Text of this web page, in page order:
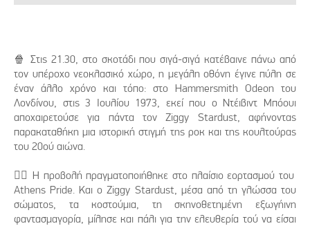
🍿 Στις 21.30, στο σκοτάδι που σιγά-σιγά κατέβαινε πάνω από
τον υπέροχο νεοκλασικό χώρο, η μεγάλη οθόνη έγινε πύλη σε
έναν άλλο χρόνο και τόπο: στο Hammersmith Odeon του
Λονδίνου, στις 3 Ιουλίου 1973, εκεί που ο Ντέιβιντ Μπόουι
αποχαιρετούσε για πάντα τον Ziggy Stardust, αφήνοντας
παρακαταθήκη μια ιστορική στιγμή της ροκ και της κουλτούρας
του 20ού αιώνα.
🏳️‍🌈 Η προβολή πραγματοποιήθηκε στο πλαίσιο εορτασμού του
Athens Pride. Και ο Ziggy Stardust, μέσα από τη γλώσσα του
σώματος, τα κοστούμια, τη σκηνοθετημένη εξωγήινη
φαντασμαγορία, μίλησε και πάλι για την ελευθερία τού να είσαι